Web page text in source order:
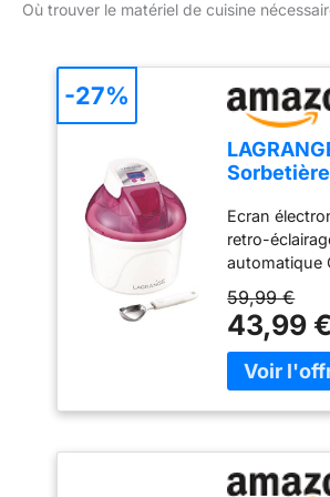
GLUTEN -
Où trouver le matériel de cuisine
Sorbetière
L
Ecran
retro-
automatique
ouverture
réfrigérante -
contenance
Couvercle
Puissance:
59,99 €
43,99 €
-27%